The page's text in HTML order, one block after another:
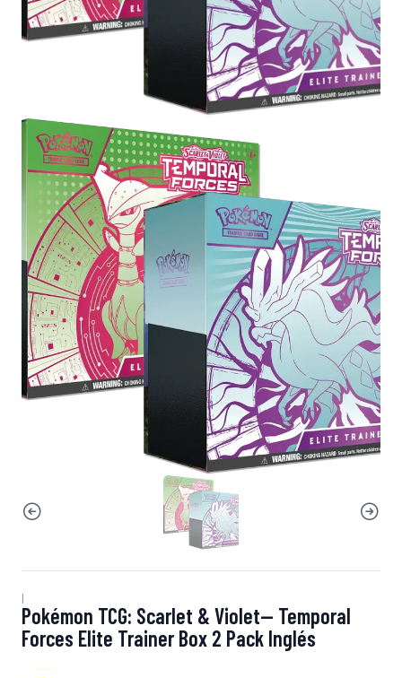
|
Pokémon TCG: Scarlet & Violet— Temporal
Forces Elite Trainer Box 2 Pack Inglés